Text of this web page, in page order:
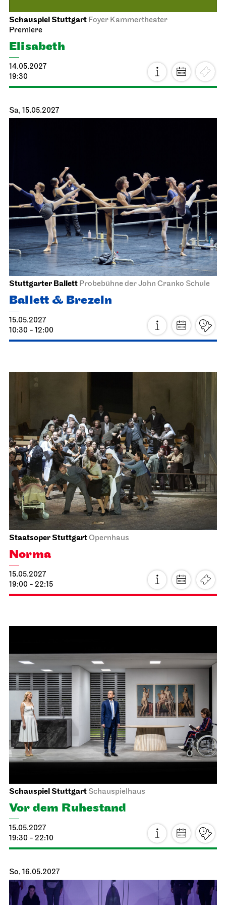
Stuttgarter Ballett
Ballett & Brezeln
24.04.2027
10:30 - 12:00
Staatsoper Stuttgart Opernhaus
Norma
24.04.2027
19:00 - 22:15
Stuttgarter BallettSchauspielhaus
Ballettabend
CREATIONS XVI – XIX
24.04.2027
19:00
So, 25.04.2027